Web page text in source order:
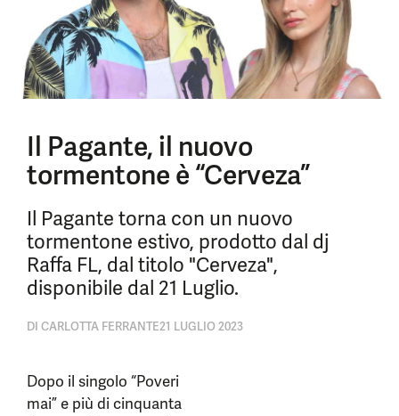
Il Pagante, il nuovo
tormentone è “Cerveza”
Il Pagante torna con un nuovo
tormentone estivo, prodotto dal dj
Raffa FL, dal titolo "Cerveza",
disponibile dal 21 Luglio.
DI CARLOTTA FERRANTE21 LUGLIO 2023
Dopo il singolo “Poveri
mai” e più di cinquanta